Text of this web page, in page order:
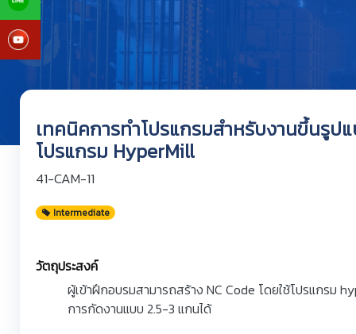
เทคนิคการทำโปรแกรมสำหรับงานขึ้นรูป
โปรแกรม HyperMill
41-CAM-11
Intermediate
วัตถุประสงค์
ผู้เข้าฝึกอบรมสามารถสร้าง NC Code โดยใช้โปรแกรม
การกัดงานแบบ 2.5-3 แกนได้